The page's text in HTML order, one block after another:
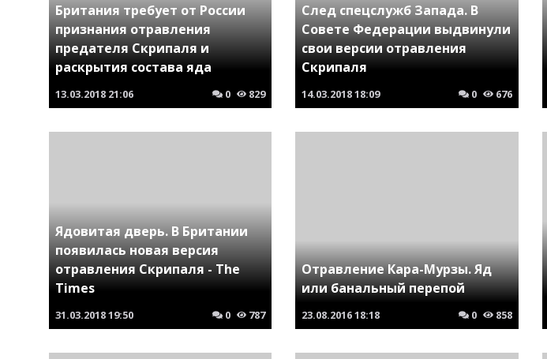
Британия требует от России
признания отравления
предателя Скрипаля и
раскрытия состава яда
13.03.2018 21:06 0 829
След спецслужб Запада. В
Совете Федерации выдвинули
свои версии отравления
Скрипаля
14.03.201818:09 0 676
Ядовитая дверь. В Британии
появилась новая версия
отравления Скрипаля - The
Times
31.03.201819:50 0 787
Отравление Кара-Мурзы. Яд
или банальный перепой
23.08.201618:18 0 858